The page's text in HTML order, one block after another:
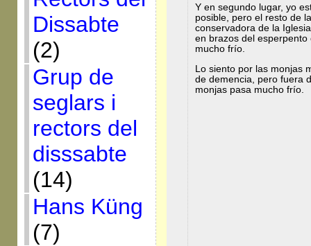
Dissabte
(2)
Grup de
seglars i
rectors del
disssabte
(14)
Hans Küng
(7)
Y en segundo lugar, yo
posible, pero el resto de
conservadora de la
en brazos del
mucho frío.
Lo siento por las monjas
de demencia, pero fuera
monjas pasa mucho frío.